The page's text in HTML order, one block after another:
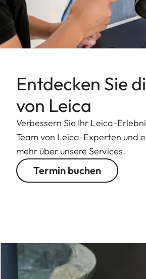
Entdecken Sie
von Leica
Verbessern Sie Ihr Leica-
Team von Leica-Experten und
mehr über unsere Services.
Termin buchen